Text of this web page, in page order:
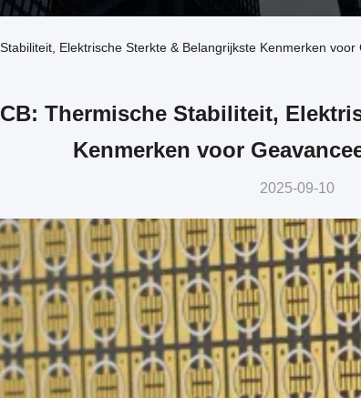
Elektrische Sterkte & Belangrijkste Kenmerken
Thermische Stabiliteit,
Kenmerken voor
2025-09-10